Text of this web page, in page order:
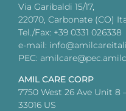
Via Garibaldi 15/17,
22070, Carbonate (CO)
Tel./Fax: +39 0331 026338
e-mail:
PEC:
AMIL CARE CORP
7750 West 26 Ave Unit 8
33016 US